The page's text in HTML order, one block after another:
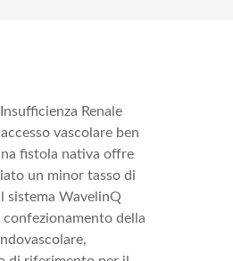
Renale
vascolare ben
fistola nativa offre
un minor tasso di
sistema WavelinQ
confezionamento della